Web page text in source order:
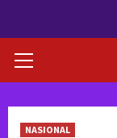
Menu
NASIONAL